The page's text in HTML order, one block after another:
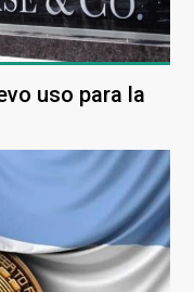
uso para la